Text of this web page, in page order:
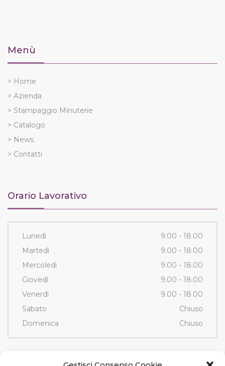
Menù
> Home
> Azienda
> Stampaggio Minuterie
> Catalogo
> News
> Contatti
Orario Lavorativo
Lunedì
9.00 - 18.00
Martedì
9.00 - 18.00
Mercoledì
9.00 - 18.00
Giovedì
9.00 - 18.00
Venerdì
9.00 - 18.00
Sabato
Chiuso
Domenica
Chiuso